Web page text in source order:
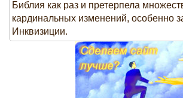
Библия как раз и претерпела
кардинальных изменений, особенно
Инквизиции.